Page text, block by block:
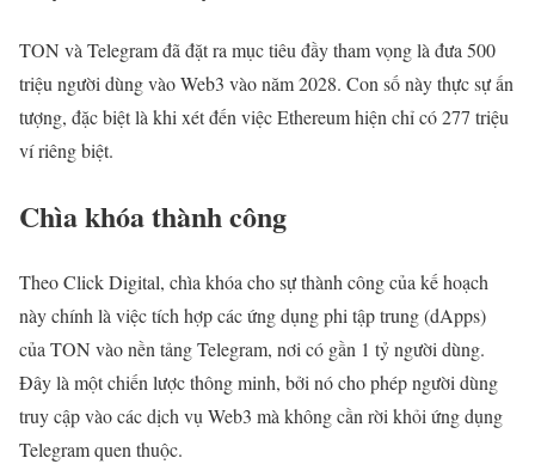
TON và Telegram đã đặt ra mục tiêu đầy tham vọng là đưa 500
triệu người dùng vào Web3 vào năm 2028. Con số này thực sự ấn
tượng, đặc biệt là khi xét đến việc Ethereum hiện chỉ có 277 triệu
ví riêng biệt.
Chìa khóa thành công
Theo Click Digital, chìa khóa cho sự thành công của kế hoạch
này chính là việc tích hợp các ứng dụng phi tập trung (dApps)
của TON vào nền tảng Telegram, nơi có gần 1 tỷ người dùng.
Đây là một chiến lược thông minh, bởi nó cho phép người dùng
truy cập vào các dịch vụ Web3 mà không cần rời khỏi ứng dụng
Telegram quen thuộc.